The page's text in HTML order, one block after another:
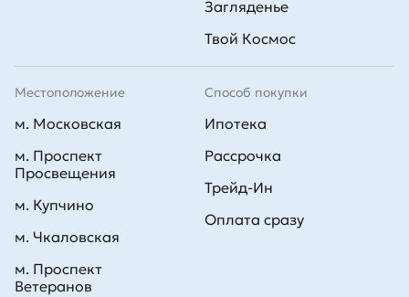
Способ покупки
Ипотека
Рассрочка
Трейд-Ин
Оплата сразу
Загляденье
Твой Космос
Местоположение
м. Московская
м. Проспект
Просвещения
м. Купчино
м. Чкаловская
м. Проспект
Ветеранов